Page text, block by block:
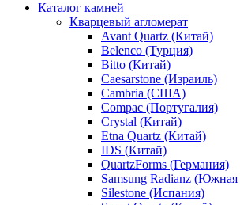
Каталог камней
Кварцевый агломерат
Avant Quartz (Китай)
Belenco (Турция)
Bitto (Китай)
Caesarstone (Израиль)
Cambria (США)
Compac (Португалия)
Crystal (Китай)
Etna Quartz (Китай)
IDS (Китай)
QuartzForms (Германия)
Samsung Radianz (Южная
Silestone (Испания)